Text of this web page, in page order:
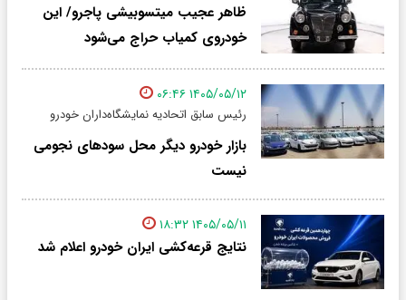
ظاهر عجیب میتسوبیشی پاجرو/ این
خودروی کمیاب حراج می‌شود
۱۴۰۵/۰۵/۱۲ ۰۶:۴۶
رئیس سابق اتحادیه نمایشگاه‌داران خودرو
بازار خودرو دیگر محل سودهای نجومی
نیست
۱۴۰۵/۰۵/۱۱ ۱۸:۳۲
نتایج قرعه‌کشی ایران خودرو اعلام شد